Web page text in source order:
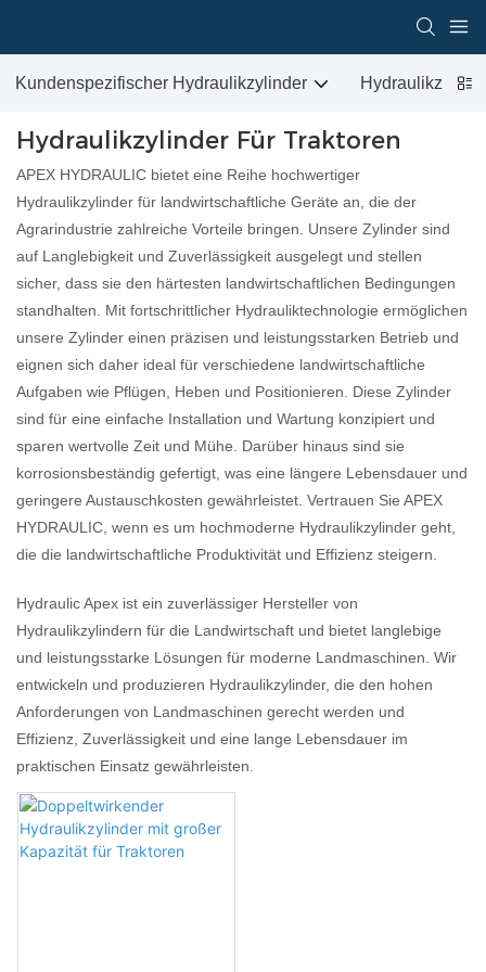
Kundenspezifischer Hydraulikzylinder
Hydraulikzylinder Für Traktoren
APEX HYDRAULIC bietet eine Reihe hochwertiger
Hydraulikzylinder für landwirtschaftliche Geräte an, die der
Agrarindustrie zahlreiche Vorteile bringen. Unsere Zylinder sind
auf Langlebigkeit und Zuverlässigkeit ausgelegt und stellen
sicher, dass sie den härtesten landwirtschaftlichen Bedingungen
standhalten. Mit fortschrittlicher Hydrauliktechnologie ermöglichen
unsere Zylinder einen präzisen und leistungsstarken Betrieb und
eignen sich daher ideal für verschiedene landwirtschaftliche
Aufgaben wie Pflügen, Heben und Positionieren. Diese Zylinder
sind für eine einfache Installation und Wartung konzipiert und
sparen wertvolle Zeit und Mühe. Darüber hinaus sind sie
korrosionsbeständig gefertigt, was eine längere Lebensdauer und
geringere Austauschkosten gewährleistet. Vertrauen Sie APEX
HYDRAULIC, wenn es um hochmoderne Hydraulikzylinder geht,
die die landwirtschaftliche Produktivität und Effizienz steigern.
Hydraulic Apex ist ein zuverlässiger Hersteller von
Hydraulikzylindern für die Landwirtschaft und bietet langlebige
und leistungsstarke Lösungen für moderne Landmaschinen. Wir
entwickeln und produzieren Hydraulikzylinder, die den hohen
Anforderungen von Landmaschinen gerecht werden und
Effizienz, Zuverlässigkeit und eine lange Lebensdauer im
praktischen Einsatz gewährleisten.